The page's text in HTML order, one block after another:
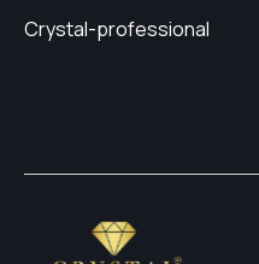
Доставка и оплата
Crystal-professional